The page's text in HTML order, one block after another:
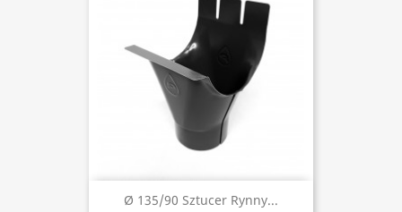
Ø 135/90 Sztucer Rynny...